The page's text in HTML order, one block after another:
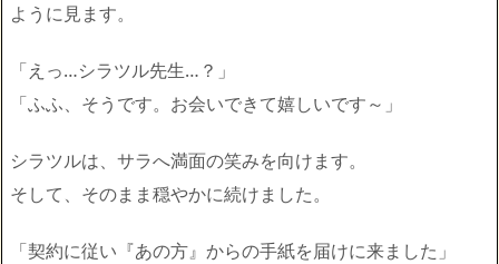
ように見ます。
「えっ…シラツル先生…？」
「ふふ、そうです。お会いできて嬉しいです～」
シラツルは、サラへ満面の笑みを向けます。
そして、そのまま穏やかに続けました。
「契約に従い『あの方』からの手紙を届けに来ました」